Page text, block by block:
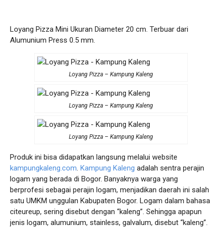
Loyang Pizza Mini Ukuran Diameter 20 cm. Terbuar dari
Alumunium Press 0.5 mm.
Loyang Pizza – Kampung Kaleng
Loyang Pizza – Kampung Kaleng
Loyang Pizza – Kampung Kaleng
Produk ini bisa didapatkan langsung melalui website
kampungkaleng.com. Kampung Kaleng adalah sentra perajin
logam yang berada di Bogor. Banyaknya warga yang
berprofesi sebagai perajin logam, menjadikan daerah ini salah
satu UMKM unggulan Kabupaten Bogor. Logam dalam bahasa
citeureup, sering disebut dengan “kaleng”. Sehingga apapun
jenis logam, alumunium, stainless, galvalum, disebut “kaleng”.